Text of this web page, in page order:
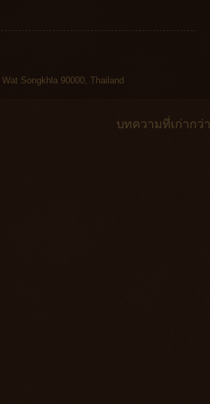
Songkhla 90000, Thailand
บทความที่เก่ากว่า